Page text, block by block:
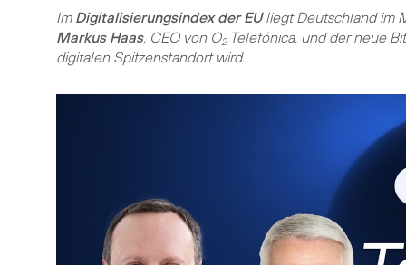
Im Digitalisierungsindex der EUliegt Deutschland im
Markus Haas, CEO von O2Telefónica, und der neue
digitalen Spitzenstandort wird.